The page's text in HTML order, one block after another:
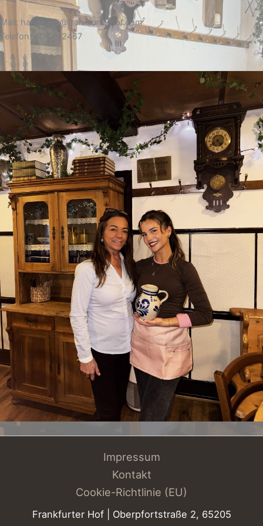
Mail: handkaes@frankfurterhof.com
Telefon: 06122 2467
Impressum
Kontakt
Cookie-Richtlinie (EU)
Frankfurter Hof | Oberpfortstraße 2, 65205